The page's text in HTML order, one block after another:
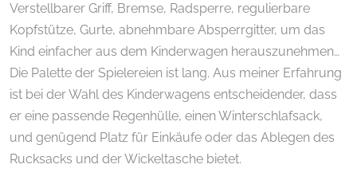
Verstellbarer Griff, Bremse, Radsperre, regulierbare
Kopfstütze, Gurte, abnehmbare Absperrgitter, um das
Kind einfacher aus dem Kinderwagen herauszunehmen…
Die Palette der Spielereien ist lang. Aus meiner Erfahrung
ist bei der Wahl des Kinderwagens entscheidender, dass
er eine passende Regenhülle, einen Winterschlafsack,
und genügend Platz für Einkäufe oder das Ablegen des
Rucksacks und der Wickeltasche bietet.